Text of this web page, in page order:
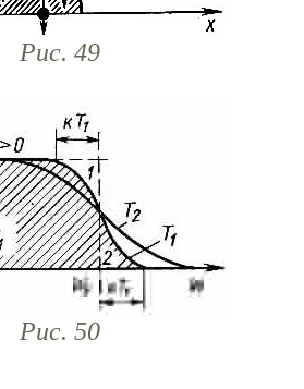
Рис. 49
Рис. 50